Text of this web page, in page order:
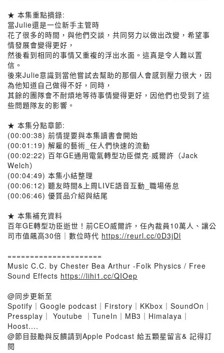
★ 本集重點摘錄:
當Julie還是一位新手主管時
花了很多的時間，與他們交談，共同努力以做出改變，希望事
情發展會變得更好，
然後看到相同的事情又重複的浮出水面。這真是令人難以置
信。
後來Julie意識到當他嘗試去幫助的那個人會感到壓力很大，因
為他知道自己做得不好，同時，
其餘的團隊會不耐煩地等待事情變得更好，因他們也受到了這
些問題隊友的影響。
★ 本集分點章節:
(00:00:38) 前情提要與本集讀書會開始
(00:01:19) 解雇的藝術_任人們快速的流動
(00:02:22) 百年GE通用電氣轉型功臣傑克·威爾許（Jack
Welch）
(00:04:49) 本集小結整理
(00:06:12) 聽友時間&上周LIVE語音互動_職場倦怠
(00:06:46) 優質品介紹與結尾
★ 本集補充資料
百年GE轉型功臣逝世！前CEO威爾許，任內裁員10萬人、讓公
司市值飆高30倍｜數位時代 https://reurl.cc/0D3jDl
=====================
Music C.C. by Chester Bea Arthur -Folk Physics / Free
Sound Effects https://lihi1.cc/QIOep
@同步更新至
Spotify｜Google podcast｜Firstory｜KKbox｜SoundOn｜
Pressplay｜ Youtube ｜TuneIn｜MB3｜Himalaya｜
Hoost....
@節目鼓勵與反饋請到Apple Podcast 給五顆星留言& 記得訂
閱